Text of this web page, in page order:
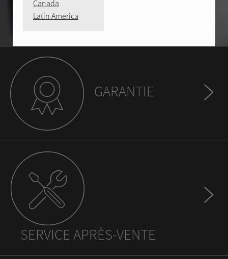
GARANTIE
SERVICE APRÈS-VENTE
Canada
Latin America